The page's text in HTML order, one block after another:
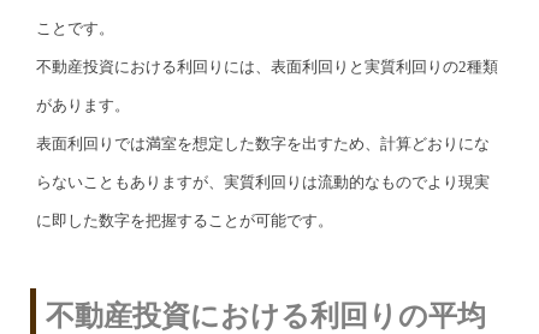
ことです。
不動産投資における利回りには、表面利回りと実質利回りの2種類
があります。
表面利回りでは満室を想定した数字を出すため、計算どおりにな
らないこともありますが、実質利回りは流動的なものでより現実
に即した数字を把握することが可能です。
不動産投資における利回りの平均